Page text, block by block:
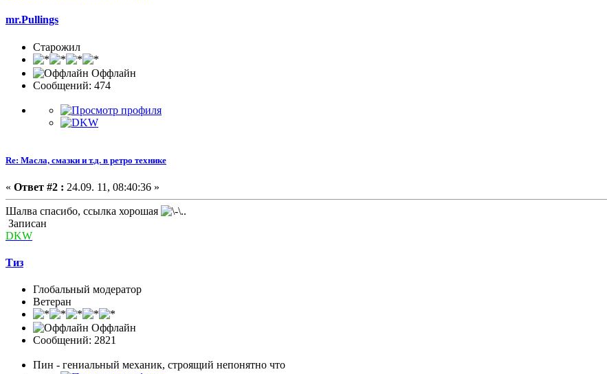
mr.Pullings
Старожил
Оффлайн
Сообщений: 474
Re: Масла, смазки и т.д. в ретро технике
« Ответ #2 : 24.09. 11, 08:40:36 »
Шалва спасибо, ссылка хорошая
Записан
DKW
Тиз
Глобальный модератор
Ветеран
Оффлайн
Сообщений: 2821
Пин - гениальный механик, строящий непонятно что